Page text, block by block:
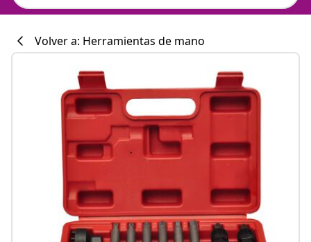
#sharemevidaxl
Colección de
Volver a: Herramientas de mano